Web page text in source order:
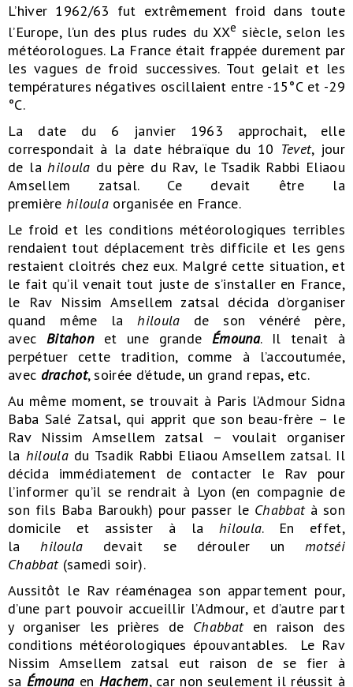
L’hiver 1962/63 fut extrêmement froid dans toute
l’Europe, l’un des plus rudes du XXe siècle, selon les
météorologues. La France était frappée durement par
les vagues de froid successives. Tout gelait et les
températures négatives oscillaient entre -15°C et -29
°C.
La date du 6 janvier 1963 approchait, elle
correspondait à la date hébraïque du 10 Tevet, jour
de lahiloula du père du Rav, le Tsadik Rabbi Eliaou
Amsellem zatsal. Ce devait être la
première hiloula organisée en France.
Le froid et les conditions météorologiques terribles
rendaient tout déplacement très difficile et les gens
restaient cloitrés chez eux. Malgré cette situation, et
le fait qu’il venait tout juste de s’installer en France,
le Rav Nissim Amsellem zatsal décida d’organiser
quand même lahiloula de son vénéré père,
avec Bitahonet une grandeÉmouna. Il tenait à
perpétuer cette tradition, comme à l’accoutumée,
avec drachot, soirée d’étude, un grand repas, etc.
Au même moment, se trouvait à Paris l’Admour Sidna
Baba Salé Zatsal, qui apprit que son beau-frère – le
Rav Nissim Amsellem zatsal – voulait organiser
la hilouladu Tsadik Rabbi Eliaou Amsellem zatsal. Il
décida immédiatement de contacter le Rav pour
l’informer qu’il se rendrait à Lyon (en compagnie de
son fils Baba Baroukh) pour passer le Chabbatà son
domicile et assister à la hiloula. En effet,
lahiloula devait se dérouler unmotséi
Chabbat(samedi soir).
Aussitôt le Rav réaménagea son appartement pour,
d’une part pouvoir accueillir l’Admour, et d’autre part
y organiser les prières de Chabbaten raison des
conditions météorologiques épouvantables. Le Rav
Nissim Amsellem zatsal eut raison de se fier à
sa Émounaen Hachem, car non seulement il réussit à